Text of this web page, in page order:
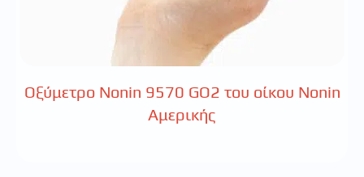
Οξύμετρο Nonin 9570 GO2 του οίκου Nonin
Αμερικής